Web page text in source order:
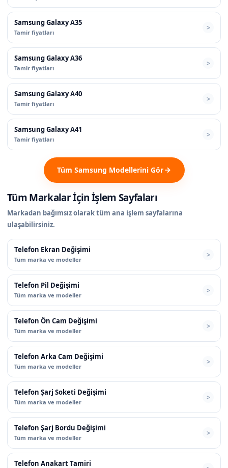
Samsung Galaxy A35
Tamir fiyatları
Samsung Galaxy A36
Tamir fiyatları
Samsung Galaxy A40
Tamir fiyatları
Samsung Galaxy A41
Tamir fiyatları
Tüm Samsung Modellerini Gör
Tüm Markalar İçin İşlem Sayfaları
Markadan bağımsız olarak tüm ana işlem sayfalarına
ulaşabilirsiniz.
Telefon Ekran Değişimi
Tüm marka ve modeller
Telefon Pil Değişimi
Tüm marka ve modeller
Telefon Ön Cam Değişimi
Tüm marka ve modeller
Telefon Arka Cam Değişimi
Tüm marka ve modeller
Telefon Şarj Soketi Değişimi
Tüm marka ve modeller
Telefon Şarj Bordu Değişimi
Tüm marka ve modeller
Telefon Anakart Tamiri